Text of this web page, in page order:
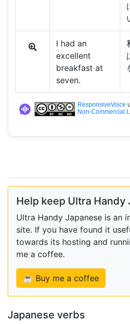
I had an
excellent
breakfast at
seven.
ResponsiveVoice
Non-Commercial
Help keep Ultra Handy
Ultra Handy Japanese is an
site. If you have found it
towards its hosting and
me a coffee.
☕ Buy me a coffee
Japanese verbs